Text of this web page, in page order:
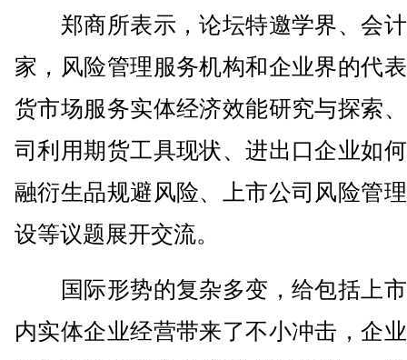
郑商所表示，论坛特邀学界、会
家，风险管理服务机构和企业界的代
货市场服务实体经济效能研究与探索
司利用期货工具现状、进出口企业如
融衍生品规避风险、上市公司风险管
设等议题展开交流。
国际形势的复杂多变，给包括上
内实体企业经营带来了不小冲击，企